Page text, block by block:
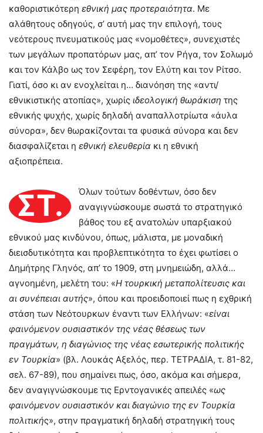
καθοριστικότερη εθνική μας προτεραιότητα. Με
αλάθητους οδηγούς, σ’ αυτή μας την επιλογή, τους
νεότερους πνευματικούς μας «νομοθέτες», συνεχιστές
των μεγάλων προπατόρων μας, απ’ τον Ρήγα, τον Σολωμό
και τον Κάλβο ως τον Σεφέρη, τον Ελύτη και τον Ρίτσο.
Γιατί, όσο κι αν ενοχλείται η… διανόηση της «αντι/
εθνικιστικής ατοπίας», χωρίς ιδεολογική θωράκιση της
εθνικής ψυχής, χωρίς δηλαδή αναπαλλοτρίωτα «άυλα
σύνορα», δεν θωρακίζονται τα φυσικά σύνορα και δεν
διασφαλίζεται η εθνική ελευθερία κι η εθνική
αξιοπρέπεια.
ΣΤ.
Όλων τούτων δοθέντων, όσο δεν
αναγιγνώσκουμε σωστά το στρατηγικό
βάθος του εξ ανατολών υπαρξιακού
εθνικού μας κινδύνου, όπως, μάλιστα, με μοναδική
διεισδυτικότητα και προβλεπτικότητα το έχει φωτίσει ο
Δημήτρης Γληνός, απ’ το 1909, στη μνημειώδη, αλλά…
αγνοημένη, μελέτη του: «Η τουρκική μεταπολίτευσις και
αι συνέπειαι αυτής», όπου και προειδοποιεί πως η εχθρική
στάση των Νεότουρκων έναντι των Ελλήνων: «είναι
φαινόμενον ουσιαστικόν της νέας θέσεως των
πραγμάτων, η διαγώνιος της νέας εσωτερικής πολιτικής
εν Τουρκία» (βλ. Λουκάς Αξελός, περ. ΤΕΤΡΑΔΙΑ, τ. 81-82,
σελ. 67-89), που σημαίνει πως, όσο, ακόμα και σήμερα,
δεν αναγιγνώσκουμε τις Ερντογανικές απειλές «ως
φαινόμενον ουσιαστικόν και διαγώνιο της εν Τουρκία
πολιτικής», στην πραγματική δηλαδή στρατηγική τους